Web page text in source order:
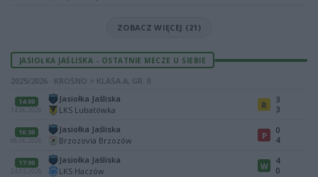
ZOBACZ WIĘCEJ (21)
JASIOŁKA JAŚLISKA - OSTATNIE MECZE U SIEBIE
2025/2026 · KROSNO > KLASA A, GR. II
14:00
14.06.2026
Jasiołka Jaśliska
LKS Lubatówka
R
3
3
16:30
06.06.2026
Jasiołka Jaśliska
Brzozovia Brzozów
P
0
4
17:00
24.05.2026
Jasiołka Jaśliska
LKS Haczów
W
4
0